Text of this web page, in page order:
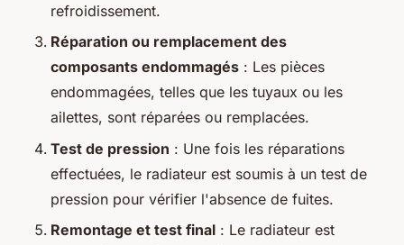
refroidissement.
Réparation ou remplacement des
composants endommagés : Les pièces
endommagées, telles que les tuyaux ou les
ailettes, sont réparées ou remplacées.
Test de pression : Une fois les réparations
effectuées, le radiateur est soumis à un test de
pression pour vérifier l'absence de fuites.
Remontage et test final : Le radiateur est